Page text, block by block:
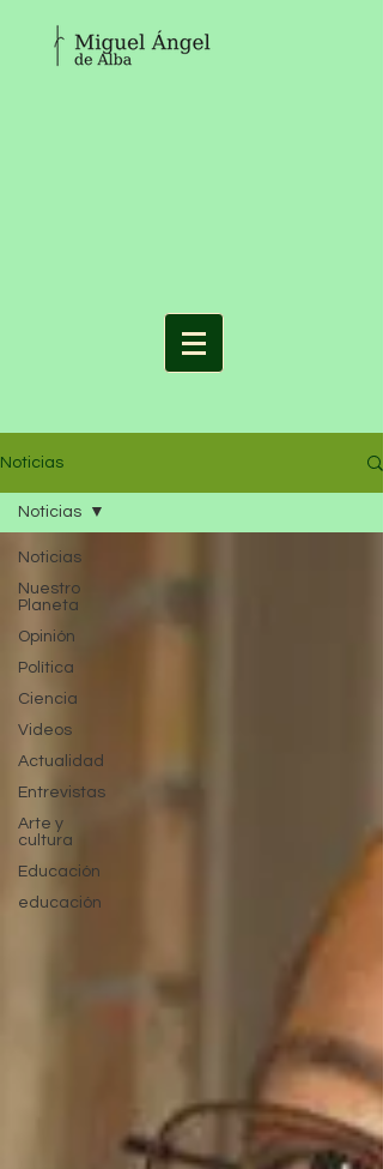
Noticias
Noticias
Nuestro
Planeta
Opinión
Política
Ciencia
Videos
Actualidad
Entrevistas
Arte y
cultura
Educación
educación
Noticias